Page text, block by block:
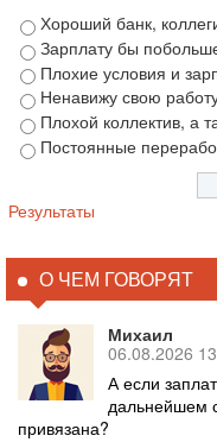
Хороший банк,
Зарплату бы
Плохие условия и
Ненавижу свою
Плохой коллектив, а
Постоянные
Результаты
О ЧЕМ ГОВОРЯТ
Михаил
06.08.2026
А если
дальнейшем
привязана?